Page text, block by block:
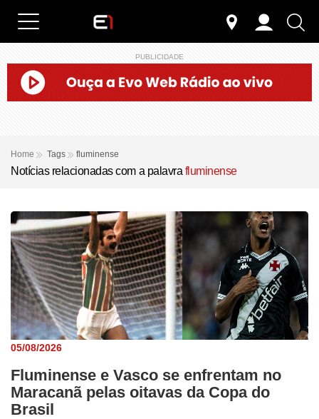
PUBLICIDADE
Home Tags fluminense
Notícias relacionadas com a palavra fluminense
05/08/2026
Fluminense e Vasco se enfrentam no
Maracanã pelas oitavas da Copa do
Brasil